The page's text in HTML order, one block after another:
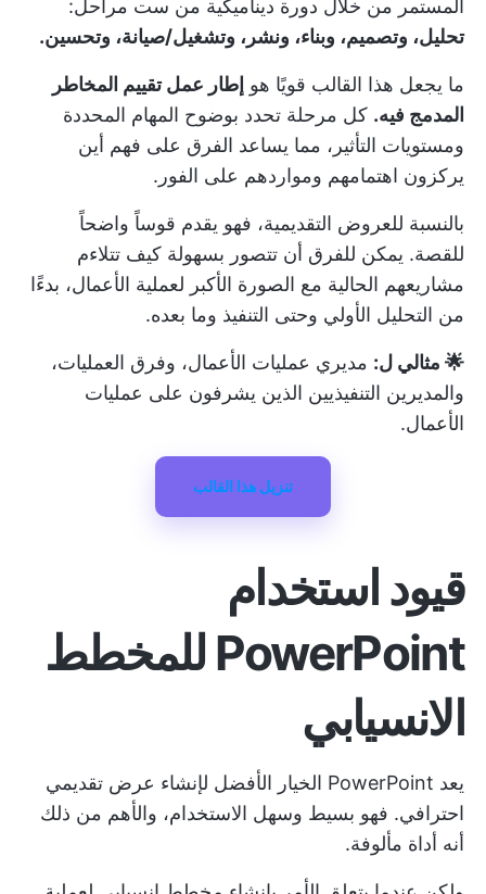
المستمر من خلال دورة ديناميكية من ست مراحل:
تحليل، وتصميم، وبناء، ونشر، وتشغيل/صيانة، وتحسين.
ما يجعل هذا القالب قويًا هو إطار عمل تقييم المخاطر
المدمج فيه. كل مرحلة تحدد بوضوح المهام المحددة
ومستويات التأثير، مما يساعد الفرق على فهم أين
يركزون اهتمامهم ومواردهم على الفور.
بالنسبة للعروض التقديمية، فهو يقدم قوساً واضحاً
للقصة. يمكن للفرق أن تتصور بسهولة كيف تتلاءم
مشاريعهم الحالية مع الصورة الأكبر لعملية الأعمال، بدءًا
من التحليل الأولي وحتى التنفيذ وما بعده.
🌟 مثالي ل: مديري عمليات الأعمال، وفرق العمليات،
والمديرين التنفيذيين الذين يشرفون على عمليات
الأعمال.
تنزيل هذا القالب
قيود استخدام
PowerPoint للمخطط
الانسيابي
يعد PowerPoint الخيار الأفضل لإنشاء عرض تقديمي
احترافي. فهو بسيط وسهل الاستخدام، والأهم من ذلك
أنه أداة مألوفة.